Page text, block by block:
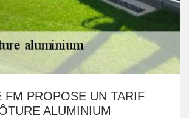
FM PROPOSE UN TARIF
ALUMINIUM